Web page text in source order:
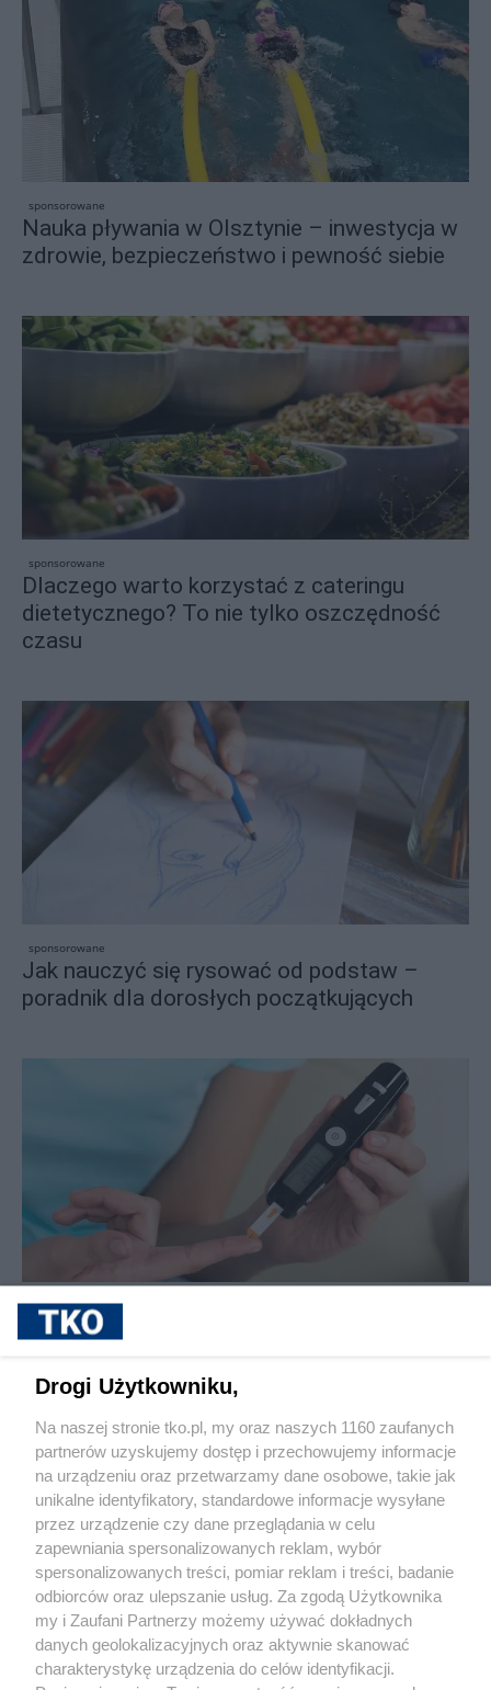
sponsorowane
Nauka pływania w Olsztynie – inwestycja w
zdrowie, bezpieczeństwo i pewność siebie
sponsorowane
Dlaczego warto korzystać z cateringu
dietetycznego? To nie tylko oszczędność
czasu
sponsorowane
Jak nauczyć się rysować od podstaw –
poradnik dla dorosłych początkujących
sponsorowane
Cukrzyca – cicha epidemia, która
możliwości leczenia i rosnąca rola
Pokaż więcej
Reklama Tematy Archiwum artykułów
Drogi Użytkowniku,
Na naszej stronie tko.pl, my oraz naszych 1160 zaufanych
partnerów uzyskujemy dostęp i przechowujemy informacje
na urządzeniu oraz przetwarzamy dane osobowe, takie jak
unikalne identyfikatory, standardowe informacje wysyłane
przez urządzenie czy dane przeglądania w celu
zapewniania spersonalizowanych reklam, wybór
spersonalizowanych treści, pomiar reklam i treści, badanie
odbiorców oraz ulepszanie usług. Za zgodą Użytkownika
my i Zaufani Partnerzy możemy używać dokładnych
danych geolokalizacyjnych oraz aktywnie skanować
charakterystykę urządzenia do celów identyfikacji.